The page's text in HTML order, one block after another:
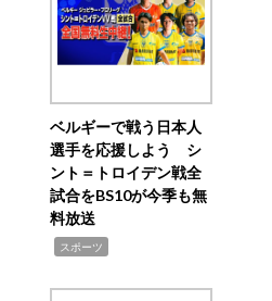
ベルギーで戦う日本人
選手を応援しよう シ
ント＝トロイデン戦全
試合をBS10が今季も無
料放送
スポーツ